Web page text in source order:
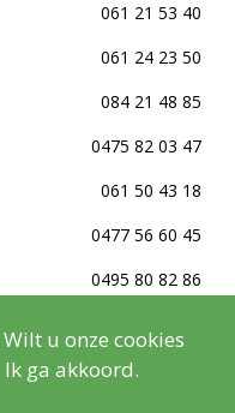
061 21 53 40
061 24 23 50
084 21 48 85
0475 82 03 47
061 50 43 18
0477 56 60 45
0495 80 82 86
061 65 80 14
u onze cookies
Ik ga akkoord.